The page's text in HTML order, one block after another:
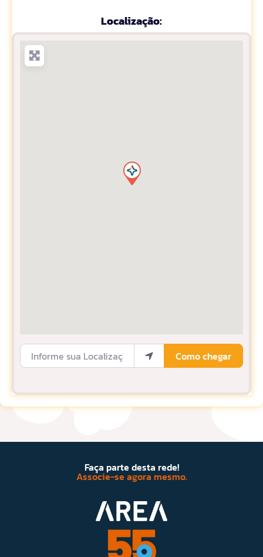
Localização:
Informe sua Localização
Como chegar
Faça parte desta rede!
Associe-se agora mesmo.